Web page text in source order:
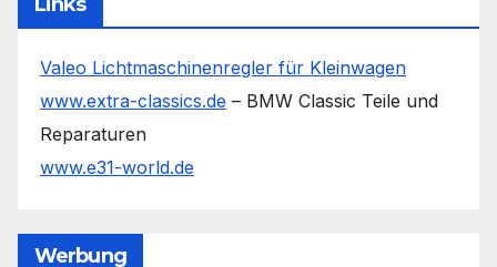
Valeo Lichtmaschinenregler für Kleinwagen
www.extra-classics.de – BMW Classic Teile und
Reparaturen
www.e31-world.de
Werbung